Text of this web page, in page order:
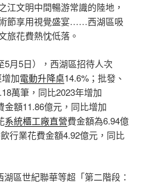
江文明中間暢游常識的陸地，
節享用視覺盛宴……西湖區吸
旅花費熱忱低落。
5月5日），西湖區招待人次
加電動升降桌14.6%；批發、
萬筆，同比2023年增加
金額11.86億元，同比增加
系統櫃工廠直營費金額為6.94億
行業花費金額4.92億元，同比
湖區世紀聯華等超「第二階段：